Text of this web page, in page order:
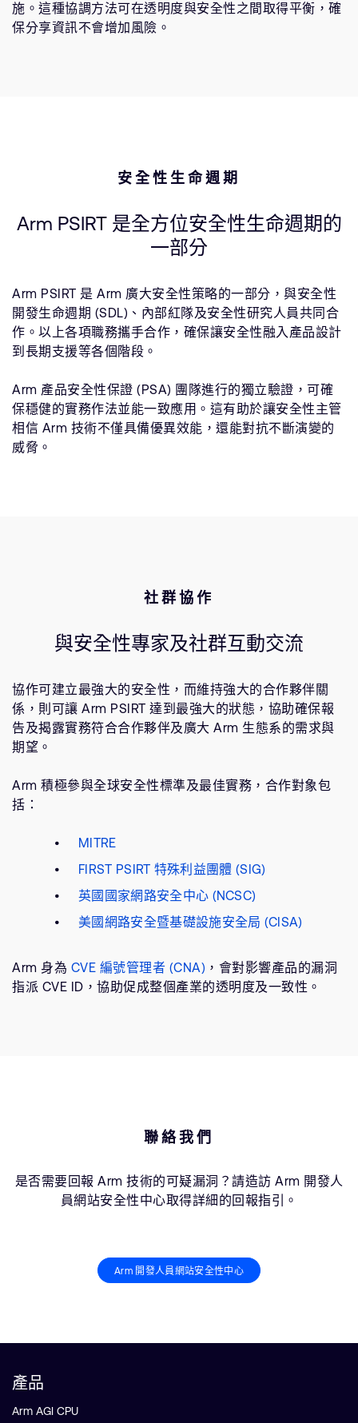
施。這種協調方法可在透明度與安全性之間取得平衡，確
保分享資訊不會增加風險。
安全性生命週期
Arm PSIRT 是全方位安全性生命週期的
一部分
Arm PSIRT 是 Arm 廣大安全性策略的一部分，與安全性
開發生命週期 (SDL)、內部紅隊及安全性研究人員共同合
作。以上各項職務攜手合作，確保讓安全性融入產品設計
到長期支援等各個階段。
Arm 產品安全性保證 (PSA) 團隊進行的獨立驗證，可確
保穩健的實務作法並能一致應用。這有助於讓安全性主管
相信 Arm 技術不僅具備優異效能，還能對抗不斷演變的
威脅。
社群協作
與安全性專家及社群互動交流
協作可建立最強大的安全性，而維持強大的合作夥伴關
係，則可讓 Arm PSIRT 達到最強大的狀態，協助確保報
告及揭露實務符合合作夥伴及廣大 Arm 生態系的需求與
期望。
Arm 積極參與全球安全性標準及最佳實務，合作對象包
括：
MITRE
FIRST PSIRT 特殊利益團體 (SIG)
英國國家網路安全中心 (NCSC)
美國網路安全暨基礎設施安全局 (CISA)
Arm 身為 CVE 編號管理者 (CNA) ，會對影響產品的漏洞
指派 CVE ID，協助促成整個產業的透明度及一致性。
聯絡我們
是否需要回報 Arm 技術的可疑漏洞？請造訪 Arm 開發人
員網站安全性中心取得詳細的回報指引。
Arm 開發人員網站安全性中心
產品
Arm AGI CPU